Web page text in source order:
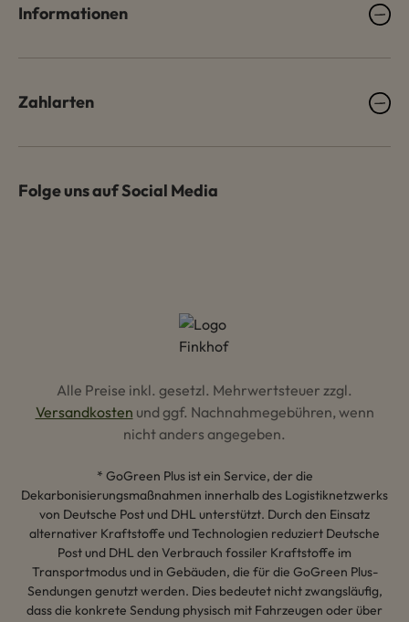
Informationen
Zahlarten
Folge uns auf Social Media
Alle Preise inkl. gesetzl. Mehrwertsteuer zzgl.
Versandkosten und ggf. Nachnahmegebühren, wenn
nicht anders angegeben.
* GoGreen Plus ist ein Service, der die
Dekarbonisierungsmaßnahmen innerhalb des Logistiknetzwerks
von Deutsche Post und DHL unterstützt. Durch den Einsatz
alternativer Kraftstoffe und Technologien reduziert Deutsche
Post und DHL den Verbrauch fossiler Kraftstoffe im
Transportmodus und in Gebäuden, die für die GoGreen Plus-
Sendungen genutzt werden. Dies bedeutet nicht zwangsläufig,
dass die konkrete Sendung physisch mit Fahrzeugen oder über